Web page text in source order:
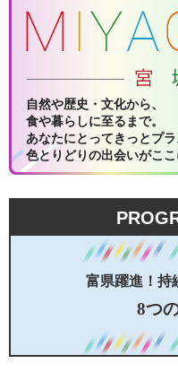
自然や歴史・文化から、
食や暮らしに至るまで。
あなたにとってきっとプラ
色とりどりの出会いがここ
富県躍進！持
8つ